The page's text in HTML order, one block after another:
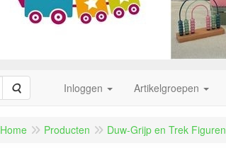
Zoeken Inloggen Artikelgroepen
Home Producten Duw-Grijp en Trek Figuren